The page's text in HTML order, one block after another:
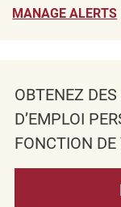
MANAGE ALERTS
OBTENEZ
D’EMPLOI
FONCTION